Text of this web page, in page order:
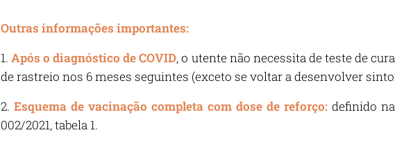
Outras informações importantes:
1. Após o diagnóstico de COVID, o utente não necessita de teste de
de rastreio nos 6 meses seguintes (exceto se voltar a desenvolver
2. Esquema de vacinação completa com dose de reforço:definido na
002/2021, tabela 1.